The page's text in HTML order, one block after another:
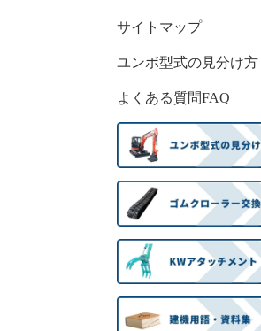
サイトマップ
ユンボ型式の見分け方
よくある質問FAQ